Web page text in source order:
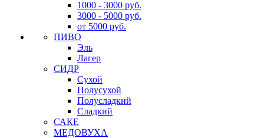
1000 - 3000 руб.
3000 - 5000 руб.
от 5000 руб.
ПИВО
Эль
Лагер
СИДР
Сухой
Полусухой
Полусладкий
Сладкий
САКЕ
МЕДОВУХА